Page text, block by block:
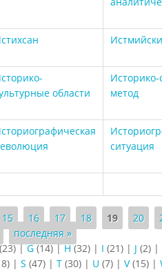
области
метод
ситуация
15 16 17 18 19 20
последняя »
|G(14)|H(32) | I (21) | J (2) |
| S (47) | T (30) | U (7) | V(15) |